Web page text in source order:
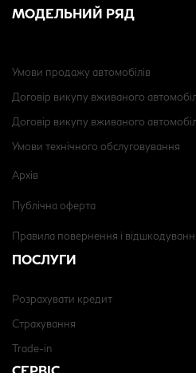
МОДЕЛЬНИЙ РЯД
Умови продажу автомобілів
Договір викупу вживаного
Договір викупу вживаного
Умови технічного обслуговування
Архів
Публічна оферта
Правила повернення і
ПОСЛУГИ
Розрахувати кредит
Страхування
Trade-in